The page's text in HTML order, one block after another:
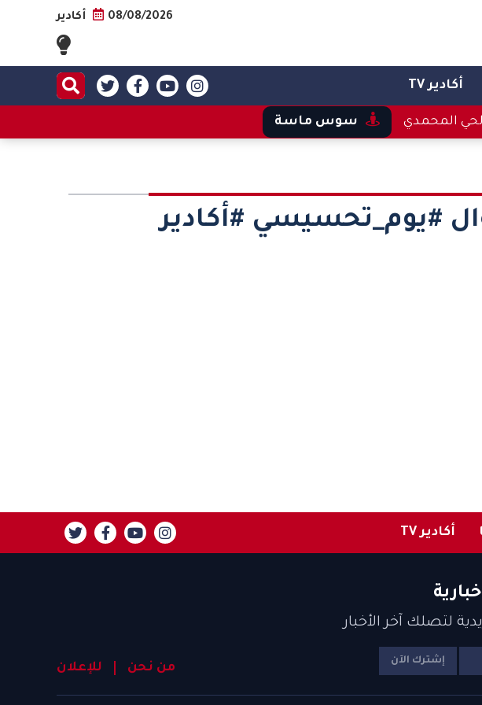
08/08/2026 أكادير
أكادير TV
المحمدي سوس ماسة
#يوم_تحسيسي #أكادير
أكادير TV
لتصلك آخر الأخبار
إشترك الآن من نحن للإعلان